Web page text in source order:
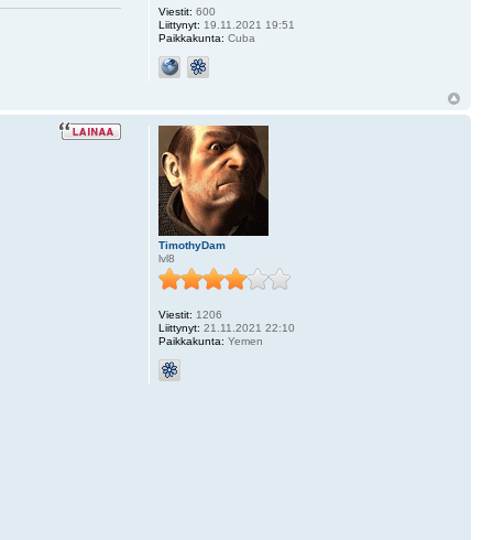
Viestit: 600
Liittynyt: 19.11.2021 19:51
Paikkakunta: Cuba
TimothyDam
lvl8
Viestit: 1206
Liittynyt: 21.11.2021 22:10
Paikkakunta: Yemen